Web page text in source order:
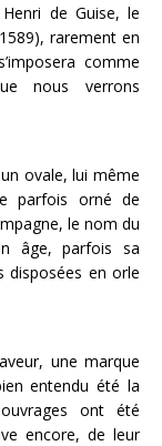
de Guise, le
rarement en
comme
nous verrons
ovale, lui même
parfois orné de
le nom du
âge, parfois sa
disposées en orle
une marque
entendu été la
ont été
encore, de leur